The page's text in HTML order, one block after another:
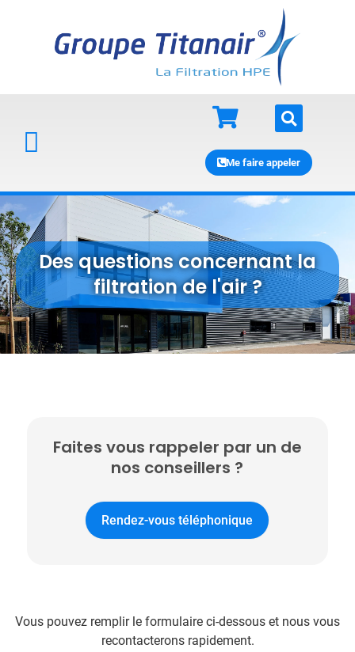
Me faire appeler
Des questions concernant la
filtration de l'air ?
Faites vous rappeler par un de
nos conseillers ?
Rendez-vous téléphonique
Vous pouvez remplir le formulaire ci-dessous et nous vous
recontacterons rapidement.